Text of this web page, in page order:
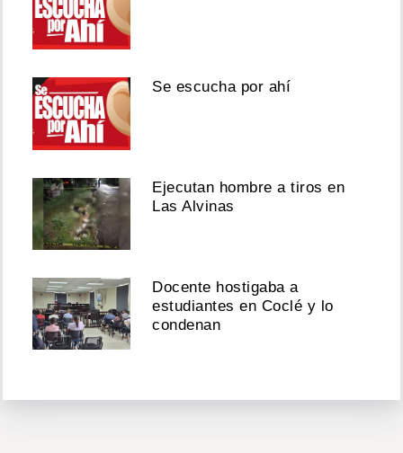
Se escucha por ahí
Ejecutan hombre a tiros en
Las Alvinas
Docente hostigaba a
estudiantes en Coclé y lo
condenan